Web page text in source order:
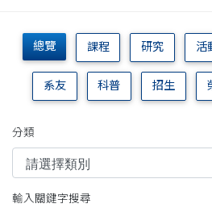
總覽 課程 研究 活
系友 科普 招生
分類
輸入關鍵字搜尋